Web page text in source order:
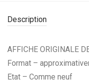
Description
AFFICHE ORIGINALE
Format –
Etat – Comme neuf